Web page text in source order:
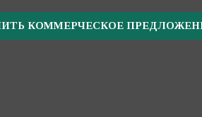
КОММЕРЧЕСКОЕ